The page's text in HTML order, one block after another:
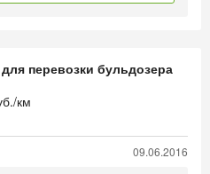
перевозки бульдозера
км
09.06.2016